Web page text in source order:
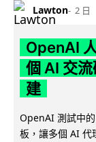
Lawton 2 日
OpenAI
個 AI 交
建
OpenAI 測試中
板，讓多個 AI 代